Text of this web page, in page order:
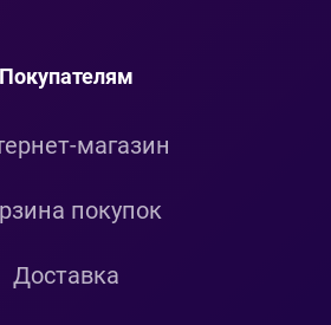
Покупателям
магазин
покупок
Доставка